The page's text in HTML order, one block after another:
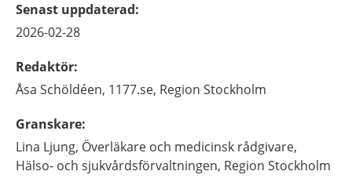
Senast uppdaterad:
2026-02-28
Redaktör:
Åsa Schöldéen, 1177.se, Region Stockholm
Granskare:
Lina Ljung, Överläkare och medicinsk rådgivare,
Hälso- och sjukvårdsförvaltningen, Region Stockholm